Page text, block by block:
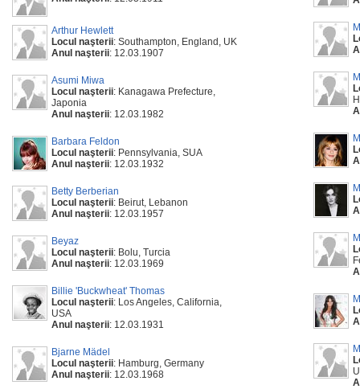
Arthur Hewlett
Locul naşterii: Southampton, England, UK
Anul naşterii: 12.03.1907
Asumi Miwa
Locul naşterii: Kanagawa Prefecture,
Japonia
Anul naşterii: 12.03.1982
Barbara Feldon
Locul naşterii: Pennsylvania, SUA
Anul naşterii: 12.03.1932
Betty Berberian
Locul naşterii: Beirut, Lebanon
Anul naşterii: 12.03.1957
Beyaz
Locul naşterii: Bolu, Turcia
Anul naşterii: 12.03.1969
Billie 'Buckwheat' Thomas
Locul naşterii: Los Angeles, California,
USA
Anul naşterii: 12.03.1931
Bjarne Mädel
Locul naşterii: Hamburg, Germany
Anul naşterii: 12.03.1968